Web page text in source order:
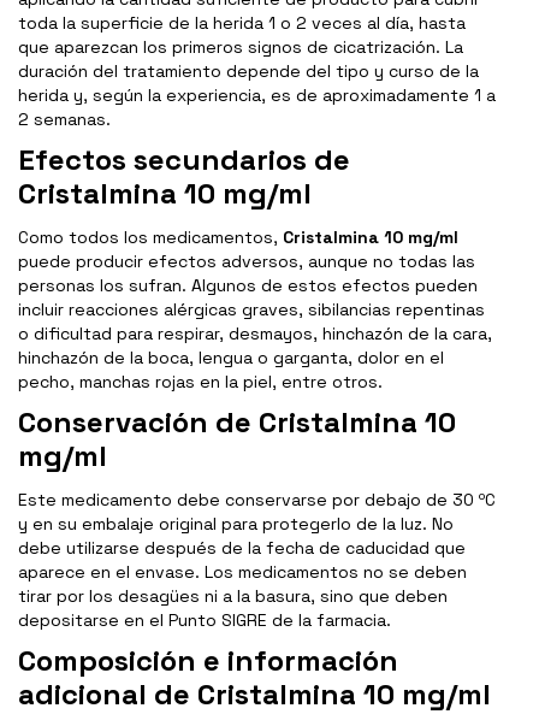
toda la superficie de la herida 1 o 2 veces al día, hasta
que aparezcan los primeros signos de cicatrización. La
duración del tratamiento depende del tipo y curso de la
herida y, según la experiencia, es de aproximadamente 1 a
2 semanas.
Efectos secundarios de
Cristalmina 10 mg/ml
Como todos los medicamentos, Cristalmina 10 mg/ml
puede producir efectos adversos, aunque no todas las
personas los sufran. Algunos de estos efectos pueden
incluir reacciones alérgicas graves, sibilancias repentinas
o dificultad para respirar, desmayos, hinchazón de la cara,
hinchazón de la boca, lengua o garganta, dolor en el
pecho, manchas rojas en la piel, entre otros.
Conservación de Cristalmina 10
mg/ml
Este medicamento debe conservarse por debajo de 30 ºC
y en su embalaje original para protegerlo de la luz. No
debe utilizarse después de la fecha de caducidad que
aparece en el envase. Los medicamentos no se deben
tirar por los desagües ni a la basura, sino que deben
depositarse en el Punto SIGRE de la farmacia.
Composición e información
adicional de Cristalmina 10 mg/ml